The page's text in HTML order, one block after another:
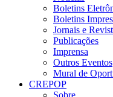
Boletins
Boletins
Jornais e
Publicações
Imprensa
Outros Eventos
Mural de
CREPOP